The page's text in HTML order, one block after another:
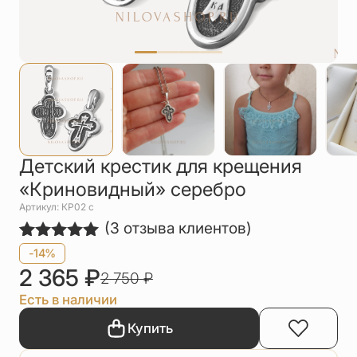
Цепи
Чётки
Шнурки на
шею
Другое
Детский крестик для крещения
«Криновидный» серебро
Артикул: КР02 с
Рейтинг
5.00из 5
на основе
опроса
3
пользователей
(3 отзыва клиентов)
-14%
2 365 ₽2 750₽
Есть в наличии
Купить